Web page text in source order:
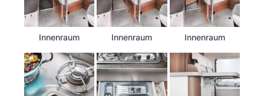
Innenraum Innenraum Innenraum